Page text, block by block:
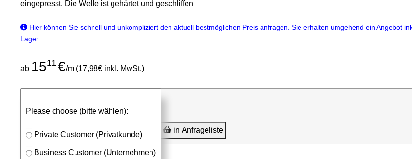
eingepresst. Die Welle ist gehärtet und geschliffen
Hier können Sie schnell und unkompliziert den aktuell bestmöglichen Preis anfragen. Sie erhalten umgehend ein Angebot
Lager.
ab 1511 €/m (17,98€ inkl. MwSt.)
Please choose (bitte wählen):
Private Customer (Privatkunde)
Business Customer (Unternehmen)
⮮
Stk. x mm (Millimeter) in Anfrageliste